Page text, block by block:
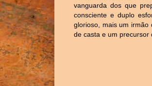
vanguarda dos que
consciente e duplo
glorioso, mais um irmão
de casta e um precursor